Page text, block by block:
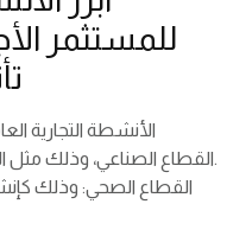
للمستثمر
الأنشطة التجارية
القطاع الصناعي، وذلك مثل الصناعات التحويلية والغذائية.
القطاع الصحي: وذلك